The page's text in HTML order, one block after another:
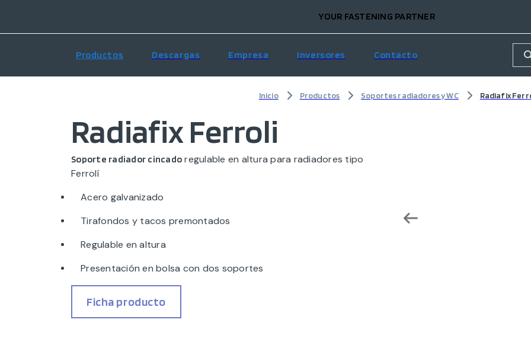
YOUR FASTENING PARTNER
Productos Descargas Empresa Inversores Contacto
Inicio Productos Soportes radiadores y WC Radiafix
Radiafix Ferroli
Soporte radiador cincado regulable en altura para radiadores tipo
Ferrolí
Acero galvanizado
Tirafondos y tacos premontados
Regulable en altura
Presentación en bolsa con dos soportes
Ficha producto